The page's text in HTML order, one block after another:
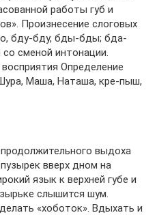
работы губ и
Произнесение слоговых
бду-бду, бды-бды; бда-
сменой интонации.
Определение
Маша, Наташа, кре-пыш,
выдоха
вверх дном на
язык к верхней губе и
слышится шум.
«хоботок». Вдыхать и